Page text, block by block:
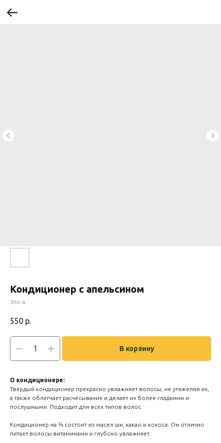
Кондиционер с апельсином
Это я
550 р.
В корзину
О кондиционере:
Твёрдый кондиционер прекрасно увлажняет волосы, не утяжеляя их,
а также облегчает расчёсывание и делает их более гладкими и
послушными. Подходит для всех типов волос.
Кондиционер на ⅓ состоит из масел ши, какао и кокоса. Он отлично
питает волосы витаминами и глубоко увлажняет.